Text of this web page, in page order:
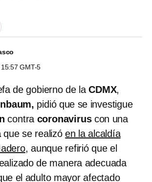
GMT-5
de gobierno de laCDMX,
pidió que se investigue
contra coronaviruscon una
que se realizóen la alcaldía
, aunque refirió que el
de manera adecuada
el adulto mayor afectado